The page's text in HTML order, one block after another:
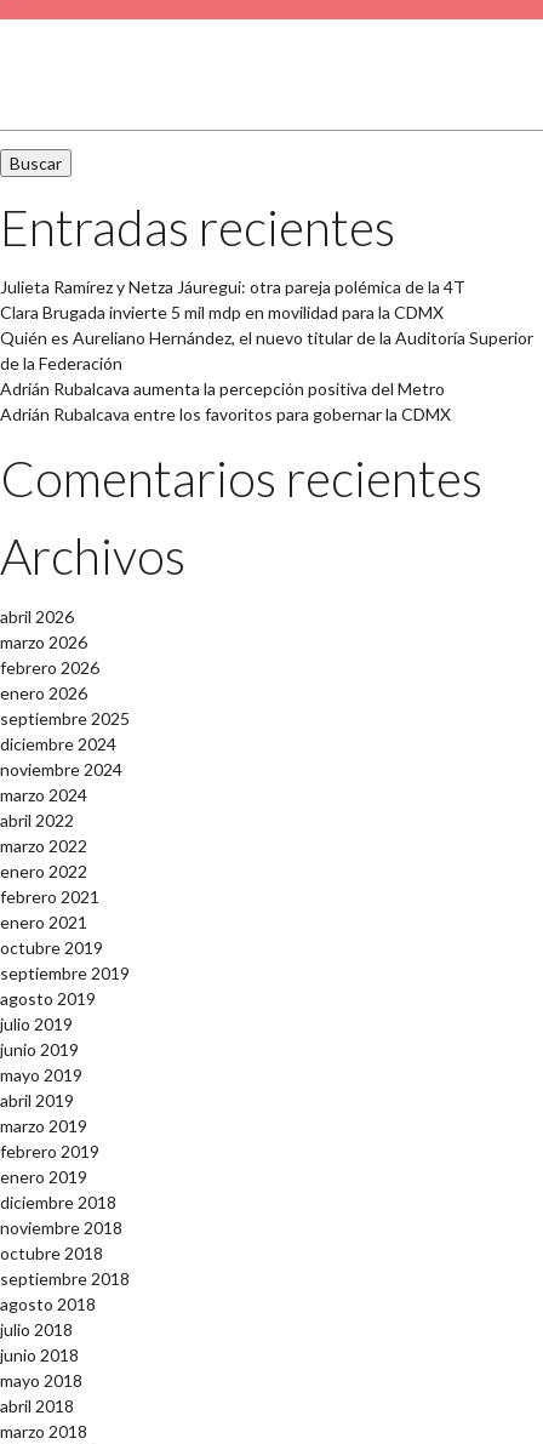
Entradas recientes
Julieta Ramírez y Netza Jáuregui: otra pareja polémica de la 4T
Clara Brugada invierte 5 mil mdp en movilidad para la CDMX
Quién es Aureliano Hernández, el nuevo titular de la Auditoría Superior
de la Federación
Adrián Rubalcava aumenta la percepción positiva del Metro
Adrián Rubalcava entre los favoritos para gobernar la CDMX
Comentarios recientes
Archivos
abril 2026
marzo 2026
febrero 2026
enero 2026
septiembre 2025
diciembre 2024
noviembre 2024
marzo 2024
abril 2022
marzo 2022
enero 2022
febrero 2021
enero 2021
octubre 2019
septiembre 2019
agosto 2019
julio 2019
junio 2019
mayo 2019
abril 2019
marzo 2019
febrero 2019
enero 2019
diciembre 2018
noviembre 2018
octubre 2018
septiembre 2018
agosto 2018
julio 2018
junio 2018
mayo 2018
abril 2018
marzo 2018